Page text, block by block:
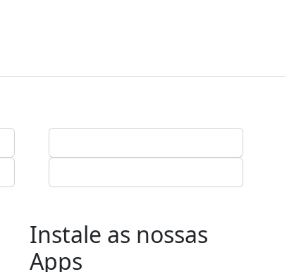
Instale as nossas
Apps